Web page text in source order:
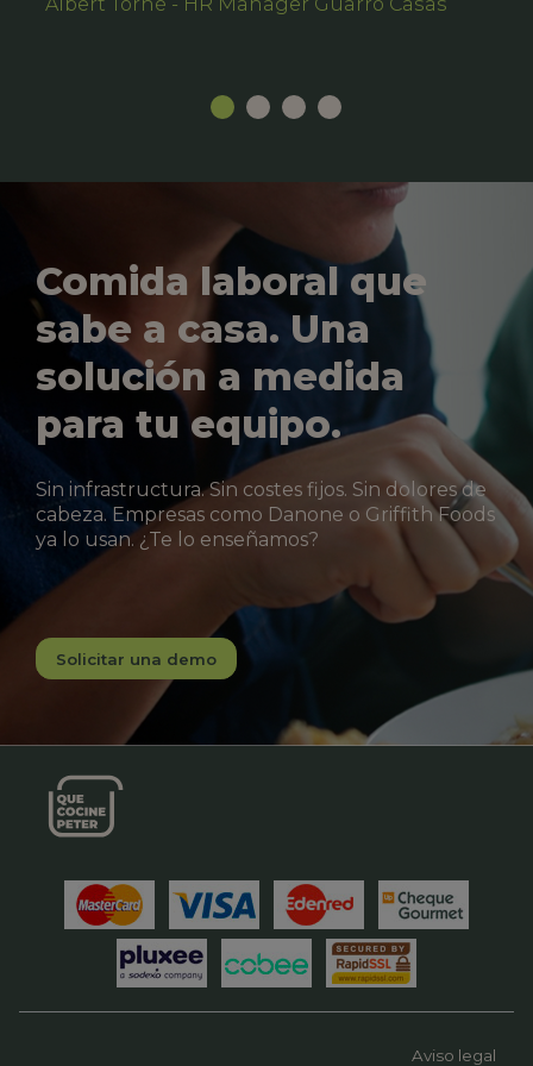
Comida laboral que
sabe a casa. Una
solución a medida
para tu equipo.
Sin infrastructura. Sin costes fijos. Sin dolores de
cabeza. Empresas como Danone o Griffith Foods
ya lo usan. ¿Te lo enseñamos?
Solicitar una demo
Aviso legal